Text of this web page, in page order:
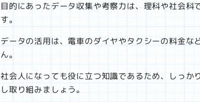
目的にあったデータ収集や考察力は、理科や社会科
す。
データの活用は、電車のダイヤやタクシーの料金な
ん。
社会人になっても役に立つ知識であるため、しっか
し取り組みましょう。